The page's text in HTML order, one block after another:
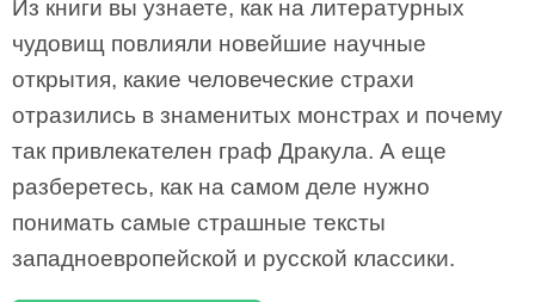
Из книги вы узнаете, как на литературных
чудовищ повлияли новейшие научные
открытия, какие человеческие страхи
отразились в знаменитых монстрах и почему
так привлекателен граф Дракула. А еще
разберетесь, как на самом деле нужно
понимать самые страшные тексты
западноевропейской и русской классики.